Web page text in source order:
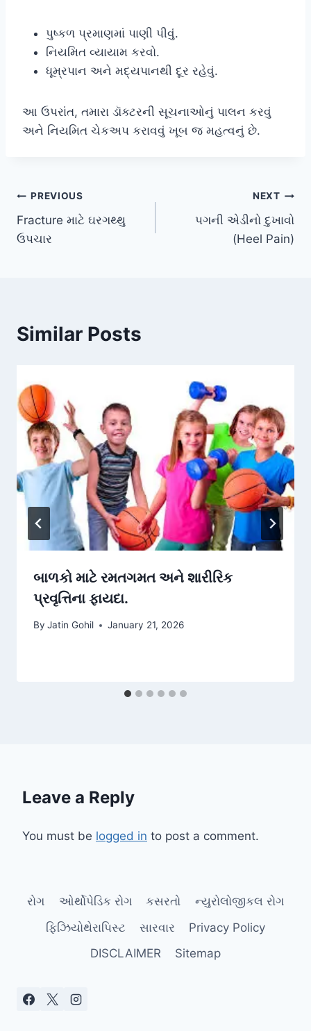
પુષ્કળ પ્રમાણમાં પાણી પીવું.
નિયમિત વ્યાયામ કરવો.
ધૂમ્રપાન અને મદ્યપાનથી દૂર રહેવું.
આ ઉપરાંત, તમારા ડૉક્ટરની સૂચનાઓનું પાલન કરવું
અને નિયમિત ચેકઅપ કરાવવું ખૂબ જ મહત્વનું છે.
Post
navigation
PREVIOUS
Fracture માટે ઘરગથ્થુ
ઉપચાર
NEXT
પગની એડીનો દુખાવો
(Heel Pain)
Similar Posts
બાળકો માટે રમતગમત અને શારીરિક
પ્રવૃત્તિના ફાયદા.
By Jatin Gohil January 21, 2026
Leave a Reply
You must be logged in to post a comment.
રોગ ઓર્થોપેડિક રોગ કસરતો
ન્યુરોલોજીકલ રોગ
ફિઝિયોથેરાપિસ્ટ
સારવાર
Privacy Policy
DISCLAIMER
Sitemap